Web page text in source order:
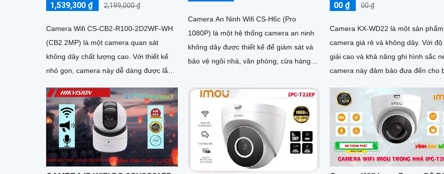
1,539,300 ₫ 2,199,000 ₫
Camera Wifi CS-CB2-R100-2D2WF-WH
(CB2 2MP) là một camera quan sát
không dây chất lượng cao. Với thiết kế
nhỏ gọn, camera này dễ dàng được lắp
nhà hoặc văn phòng
Camera An Ninh Wifi CS-H6c (Pro
1080P) là một hệ thống camera an ninh
không dây được thiết kế để giám sát và
bảo vệ ngôi nhà, văn phòng, cửa hàng
Full HD 1080P, nó cung cấp hình ảnh sắc
nét và chất lượng cao
00 ₫ 00 ₫
Camera KX-WD22 là một sản phẩm
camera giá rẻ và không dây. Với độ phân
giải cao và khả năng ghi hình sắc
camera này đảm bảo đưa đến cho